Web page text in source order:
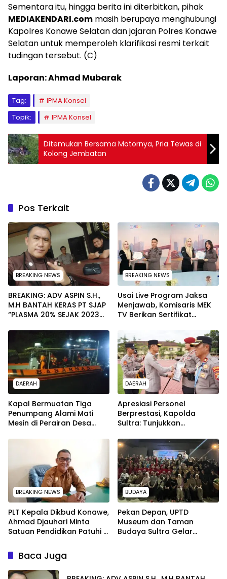
Sementara itu, hingga berita ini diterbitkan, pihak
MEDIAKENDARI.com masih berupaya menghubungi
Kapolres Konawe Selatan dan jajaran Polres Konawe
Selatan untuk memperoleh klarifikasi resmi terkait
tudingan tersebut. (C)
Laporan: Ahmad Mubarak
Tag:
IPMA Konsel
Topik:
IPMA Konsel
Ditemukan Bersama Motornya, Pria Tewas di
Kolong Jembatan
Pos Terkait
BREAKING NEWS
BREAKING: ADV ASPIN S.H.,
M.H BANTAH KERAS PT SJAP
“PLASMA 20% SEJAK 2023
WARGA WAWOONE!
BREAKING NEWS
Usai Live Program Jaksa
Menjawab, Komisaris MEK
TV Berikan Sertifikat
Kejari Muna
DAERAH
Kapal Bermuatan Tiga
Penumpang Alami Mati
Mesin di Perairan Desa
Dikerahkan
DAERAH
Apresiasi Personel
Berprestasi, Kapolda
Sultra: Tunjukkan
Masyarakat
BREAKING NEWS
PLT Kepala Dikbud Konawe,
Ahmad Djauhari Minta
Satuan Pendidikan Patuhi 7
BUDAYA
Pekan Depan, UPTD
Museum dan Taman
Budaya Sultra Gelar
Baca Juga